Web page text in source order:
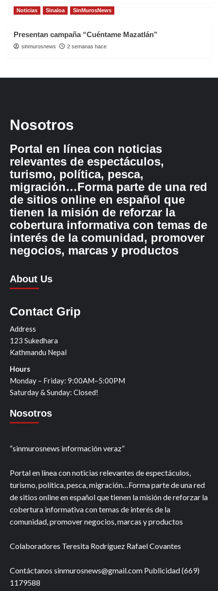
Noticias Sinaloa SinMurosNews
Presentan campaña “Cuéntame Mazatlán”
sinmurosnews 2 semanas hace
Nosotros
Portal en línea con noticias
relevantes de espectáculos,
turismo, política, pesca,
migración…Forma parte de una red
de sitios online en español que
tienen la misión de reforzar la
cobertura informativa con temas de
interés de la comunidad, promover
negocios, marcas y productos
About Us
Contact Grip
Address
123 Sukedhara
Kathmandu Nepal
Hours
Monday – Friday: 9:00AM–5:00PM
Saturday & Sunday: Closed!
Nosotros
“sinmurosnews información veraz”
Portal en línea con noticias relevantes de espectáculos,
turismo, política, pesca, migración…Forma parte de una red
de sitios online en español que tienen la misión de reforzar la
cobertura informativa con temas de interés de la
comunidad, promover negocios, marcas y productos
Colaboradores Teresita Rodríguez Rafael Covantes
Contáctanos sinmurosnews@gmail.com Publicidad (669)
1179588